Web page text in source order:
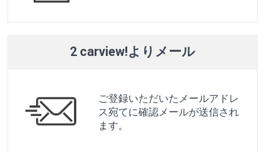
2 carview!よりメール
ご登録いただいたメールアドレ
ス宛てに確認メールが送信され
ます。